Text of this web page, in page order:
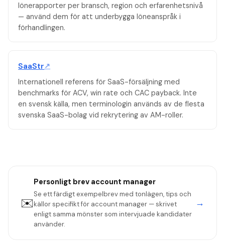
lönerapporter per bransch, region och erfarenhetsnivå
— använd dem för att underbygga löneanspråk i
förhandlingen.
SaaStr↗
Internationell referens för SaaS-försäljning med
benchmarks för ACV, win rate och CAC payback. Inte
en svensk källa, men terminologin används av de flesta
svenska SaaS-bolag vid rekrytering av AM-roller.
✉️
Personligt brev account manager
Se ett färdigt exempelbrev med tonlägen, tips och
källor specifikt för account manager — skrivet
enligt samma mönster som intervjuade kandidater
använder.
→